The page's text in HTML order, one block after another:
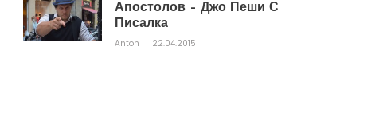
Апостолов – Джо Пеши С
Писалка
Anton 22.04.2015